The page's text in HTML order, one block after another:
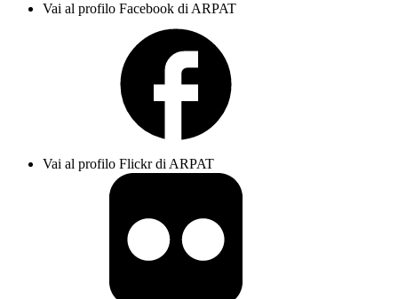
Vai al profilo Facebook di ARPAT
Vai al profilo Flickr di ARPAT